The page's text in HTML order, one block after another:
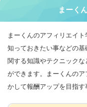
まーく
まーくんのアフィリエイ
知っておきたい事などの
関する知識やテクニック
ができます。まーくんの
かして報酬アップを目指す